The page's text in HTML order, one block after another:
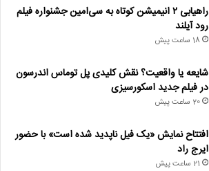
راهیابی ۲ انیمیشن کوتاه به سی‌امین جشنواره فیلم
رود آیلند
18 ساعت پیش
شایعه یا واقعیت؟ نقش کلیدی پل توماس اندرسون
در فیلم جدید اسکورسیزی
20 ساعت پیش
افتتاح نمایش «یک فیل ناپدید شده است» با حضور
ایرج راد
21 ساعت پیش